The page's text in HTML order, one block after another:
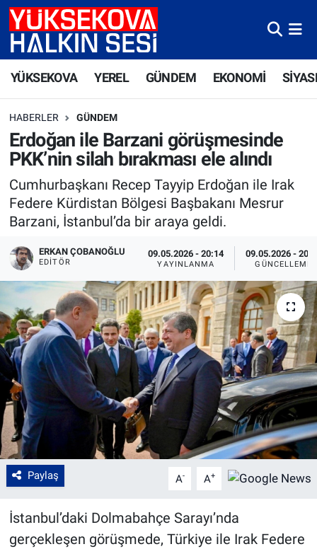
YÜKSEKOVA YEREL GÜNDEM EKONOMİ
HABERLER GÜNDEM
Erdoğan ile Barzani görüşmesinde
PKK’nin silah bırakması ele alındı
Cumhurbaşkanı Recep Tayyip Erdoğan ile Irak
Federe Kürdistan Bölgesi Başbakanı Mesrur
Barzani, İstanbul’da bir araya geldi.
ERKAN ÇOBANOĞLU
EDITÖR
09.05.2026 - 20:14
YAYINLANMA
09.05.2026 -
GÜNCELLEME
Paylaş A- A+
İstanbul’daki Dolmabahçe Sarayı’nda
gerçekleşen görüşmede, Türkiye ile Irak Federe
Yüksekova Nöbetçi Eczaneler
Süper Lig Puan Durumu ve Fikstür
Tüm Manşetler